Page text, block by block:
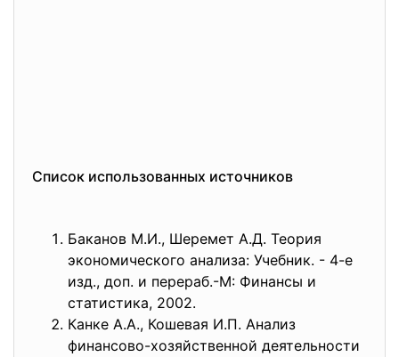
Список использованных источников
Баканов М.И., Шеремет А.Д. Теория
экономического анализа: Учебник. - 4-е
изд., доп. и перераб.-М: Финансы и
статистика, 2002.
Канке А.А., Кошевая И.П. Анализ
финансово-хозяйственной деятельности